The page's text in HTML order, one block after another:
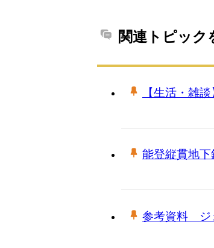
関連トピック
【生活・雑
能登縦貫地下
参考資料 ジ